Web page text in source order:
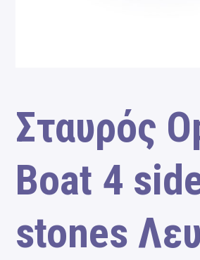
Σταυρός
Boat 4
stones